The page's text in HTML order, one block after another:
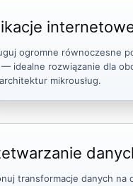
ogromne równoczesne
— idealne rozwiązanie dla
mikrousług.
transformacje danych na